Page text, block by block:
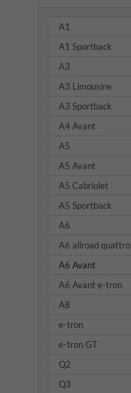
A1
A1 Sportback
A3
A3 Limousine
A3 Sportback
A4 Avant
A5
A5 Avant
A5 Cabriolet
A5 Sportback
A6
A6 allroad quattro
A6 Avant
A6 Avant e-tron
A8
e-tron
e-tron GT
Q2
Q3